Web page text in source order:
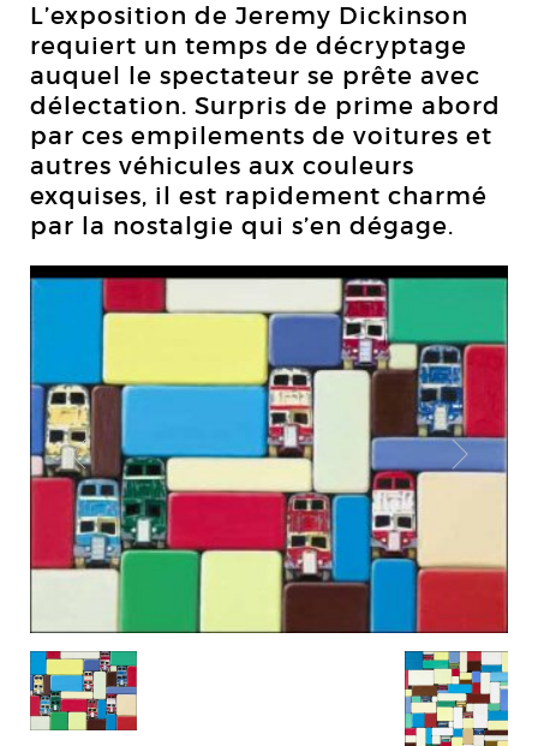
L’exposition de Jeremy Dickinson
requiert un temps de décryptage
auquel le spectateur se prête avec
délectation. Surpris de prime abord
par ces empilements de voitures et
autres véhicules aux couleurs
exquises, il est rapidement charmé
par la nostalgie qui s’en dégage.